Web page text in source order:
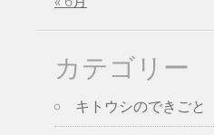
カテゴリー
キトウシのできごと